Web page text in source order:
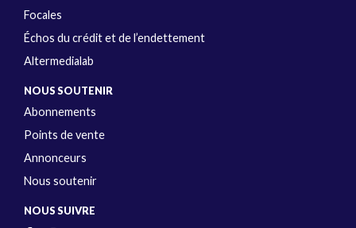
Focales
Échos du crédit et de l’endettement
Altermedialab
NOUS SOUTENIR
Abonnements
Points de vente
Annonceurs
Nous soutenir
NOUS SUIVRE